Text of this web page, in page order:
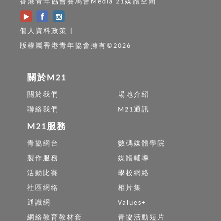
香港青年協會賽馬會Media 21媒體空間
個人資料政策
版權屬香港青年協會擁有©2026
關於M21
關於我們
場地介紹
聯絡我們
M21通訊
M21服務
青協網台
數碼媒體學院
製作服務
媒體輔導
活動比賽
學校網絡
社區網絡
相片集
通識網
Values+
網絡教育教材套
青協活動短片